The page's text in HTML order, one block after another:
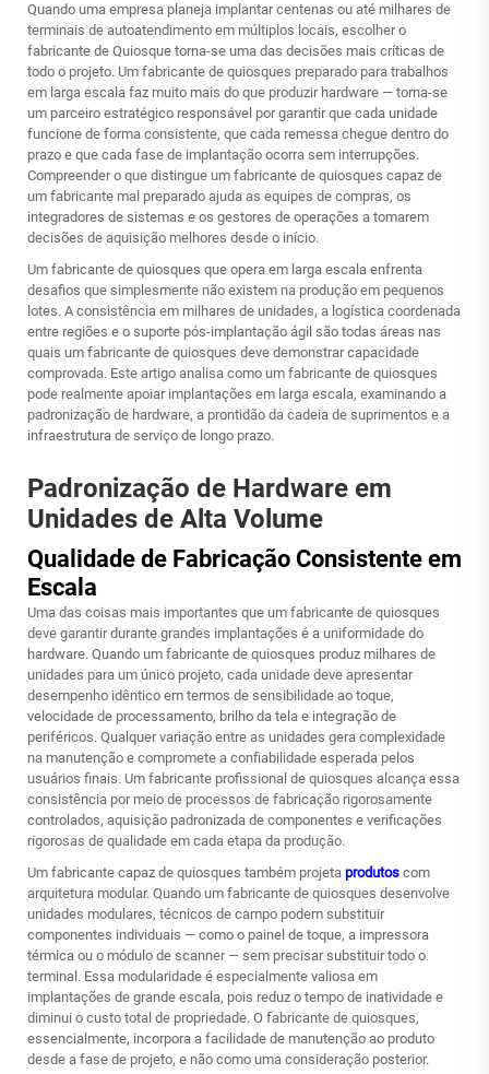
Quando uma empresa planeja implantar centenas ou até milhares de
terminais de autoatendimento em múltiplos locais, escolher o
fabricante de Quiosque torna-se uma das decisões mais críticas de
todo o projeto. Um fabricante de quiosques preparado para trabalhos
em larga escala faz muito mais do que produzir hardware — torna-se
um parceiro estratégico responsável por garantir que cada unidade
funcione de forma consistente, que cada remessa chegue dentro do
prazo e que cada fase de implantação ocorra sem interrupções.
Compreender o que distingue um fabricante de quiosques capaz de
um fabricante mal preparado ajuda as equipes de compras, os
integradores de sistemas e os gestores de operações a tomarem
decisões de aquisição melhores desde o início.
Um fabricante de quiosques que opera em larga escala enfrenta
desafios que simplesmente não existem na produção em pequenos
lotes. A consistência em milhares de unidades, a logística coordenada
entre regiões e o suporte pós-implantação ágil são todas áreas nas
quais um fabricante de quiosques deve demonstrar capacidade
comprovada. Este artigo analisa como um fabricante de quiosques
pode realmente apoiar implantações em larga escala, examinando a
padronização de hardware, a prontidão da cadeia de suprimentos e a
infraestrutura de serviço de longo prazo.
Padronização de Hardware em
Unidades de Alta Volume
Qualidade de Fabricação Consistente em
Escala
Uma das coisas mais importantes que um fabricante de quiosques
deve garantir durante grandes implantações é a uniformidade do
hardware. Quando um fabricante de quiosques produz milhares de
unidades para um único projeto, cada unidade deve apresentar
desempenho idêntico em termos de sensibilidade ao toque,
velocidade de processamento, brilho da tela e integração de
periféricos. Qualquer variação entre as unidades gera complexidade
na manutenção e compromete a confiabilidade esperada pelos
usuários finais. Um fabricante profissional de quiosques alcança essa
consistência por meio de processos de fabricação rigorosamente
controlados, aquisição padronizada de componentes e verificações
rigorosas de qualidade em cada etapa da produção.
Um fabricante capaz de quiosques também projeta produtos com
arquitetura modular. Quando um fabricante de quiosques desenvolve
unidades modulares, técnicos de campo podem substituir
componentes individuais — como o painel de toque, a impressora
térmica ou o módulo de scanner — sem precisar substituir todo o
terminal. Essa modularidade é especialmente valiosa em
implantações de grande escala, pois reduz o tempo de inatividade e
diminui o custo total de propriedade. O fabricante de quiosques,
essencialmente, incorpora a facilidade de manutenção ao produto
desde a fase de projeto, e não como uma consideração posterior.